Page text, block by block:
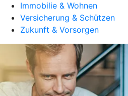
Immobilie & Wohnen
Versicherung & Schützen
Zukunft & Vorsorgen